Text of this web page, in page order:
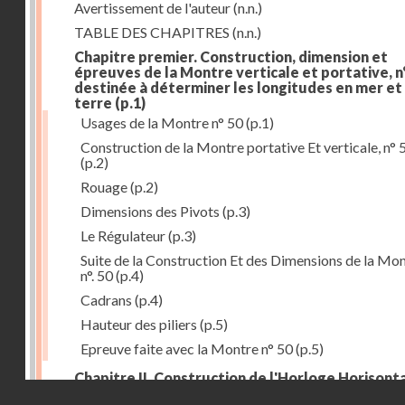
Avertissement de l'auteur(n.n.)
TABLE DES CHAPITRES (n.n.)
Chapitre premier. Construction, dimension et
épreuves de la Montre verticale et portative,
destinée à déterminer les longitudes en mer et
terre (p.1)
Usages de la Montre n° 50(p.1)
Construction de la Montre portative Et verticale, n°
(p.2)
Rouage(p.2)
Dimensions des Pivots (p.3)
Le Régulateur(p.3)
Suite de la Construction Et des Dimensions de la
n°. 50(p.4)
Cadrans (p.4)
Hauteur des piliers (p.5)
Epreuve faite avec la Montre n° 50(p.5)
Chapitre II. Construction de l'Horloge